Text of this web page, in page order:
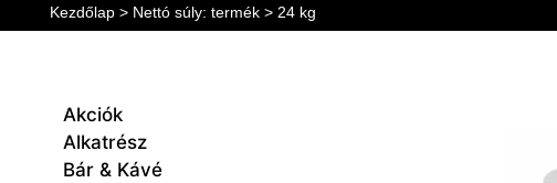
Kezdőlap> Nettó súly: termék > 24 kg
Akciók
Alkatrész
Bár & Kávé